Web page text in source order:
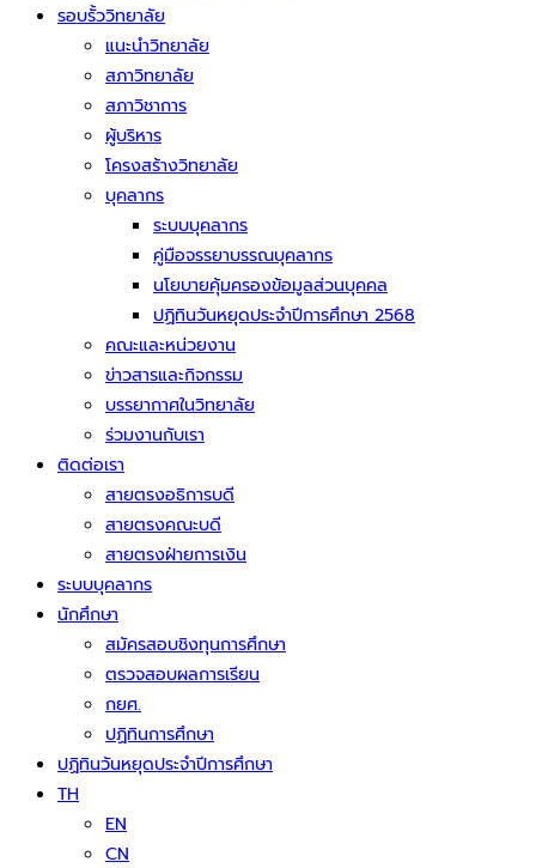
รอบรั้ววิทยาลัย
แนะนำวิทยาลัย
สภาวิทยาลัย
สภาวิชาการ
ผู้บริหาร
โครงสร้างวิทยาลัย
บุคลากร
ระบบบุคลากร
คู่มือจรรยาบรรณบุคลากร
นโยบายคุ้มครองข้อมูลส่วนบุคคล
ปฏิทินวันหยุดประจำปีการศึกษา 2568
คณะและหน่วยงาน
ข่าวสารและกิจกรรม
บรรยากาศในวิทยาลัย
ร่วมงานกับเรา
ติดต่อเรา
สายตรงอธิการบดี
สายตรงคณะบดี
สายตรงฝ่ายการเงิน
ระบบบุคลากร
นักศึกษา
สมัครสอบชิงทุนการศึกษา
ตรวจสอบผลการเรียน
กยศ.
ปฏิทินการศึกษา
ปฏิทินวันหยุดประจำปีการศึกษา
TH
EN
CN